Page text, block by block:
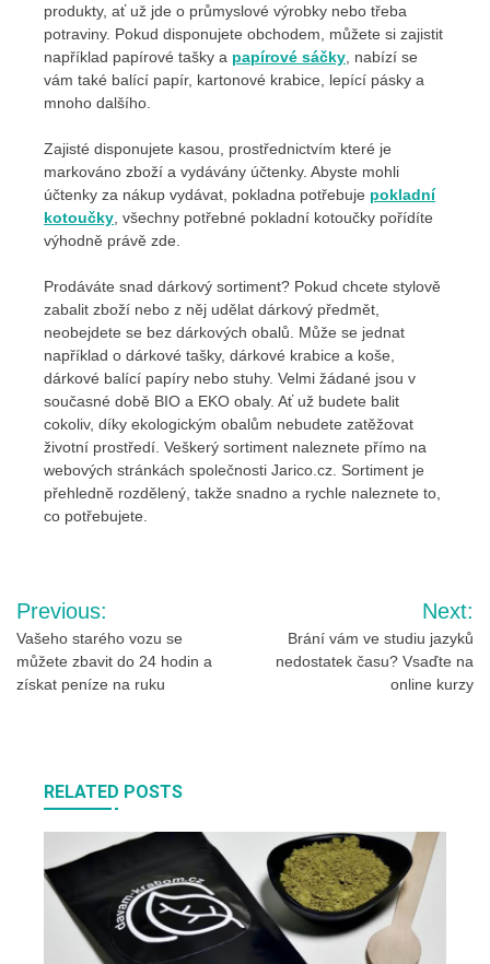
produkty, ať už jde o průmyslové výrobky nebo třeba
potraviny. Pokud disponujete obchodem, můžete si zajistit
například papírové tašky a papírové sáčky , nabízí se
vám také balící papír, kartonové krabice, lepící pásky a
mnoho dalšího.
Zajisté disponujete kasou, prostřednictvím které je
markováno zboží a vydávány účtenky. Abyste mohli
účtenky za nákup vydávat, pokladna potřebuje pokladní
kotoučky , všechny potřebné pokladní kotoučky pořídíte
výhodně právě zde.
Prodáváte snad dárkový sortiment? Pokud chcete stylově
zabalit zboží nebo z něj udělat dárkový předmět,
neobejdete se bez dárkových obalů. Může se jednat
například o dárkové tašky, dárkové krabice a koše,
dárkové balící papíry nebo stuhy. Velmi žádané jsou v
současné době BIO a EKO obaly. Ať už budete balit
cokoliv, díky ekologickým obalům nebudete zatěžovat
životní prostředí. Veškerý sortiment naleznete přímo na
webových stránkách společnosti Jarico.cz. Sortiment je
přehledně rozdělený, takže snadno a rychle naleznete to,
co potřebujete.
Navigace
pro
příspěvek
Previous:
Vašeho starého vozu se
můžete zbavit do 24 hodin a
získat peníze na ruku
Next:
Brání vám ve studiu jazyků
nedostatek času? Vsaďte na
online kurzy
RELATED POSTS